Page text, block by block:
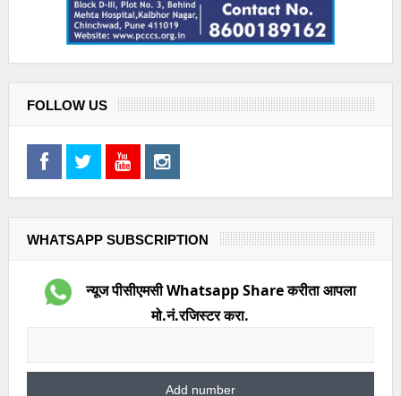
FOLLOW US
WHATSAPP SUBSCRIPTION
न्यूज पीसीएमसी Whatsapp Share करीता आपला
मो.नं.रजिस्टर करा.